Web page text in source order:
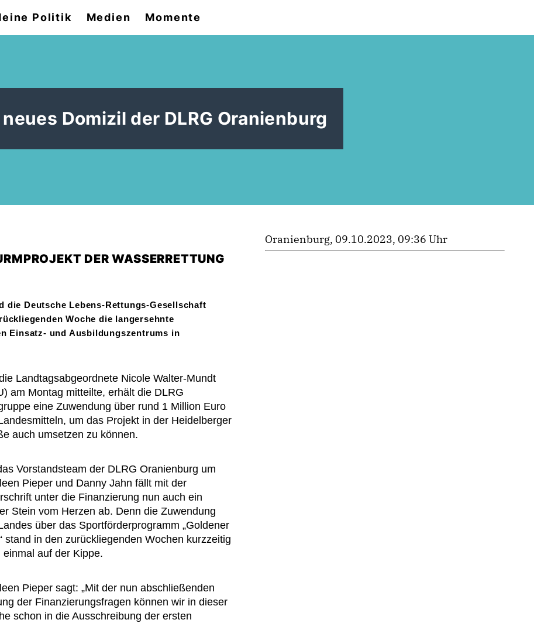
Politik Medien Momente
Domizil der DLRG Oranienburg
DER WASSERRETTUNG
die Deutsche Lebens-Rettungs-Gesellschaft
Woche die langersehnte
Einsatz- und Ausbildungszentrums in
Landtagsabgeordnete Nicole Walter-Mundt
am Montag mitteilte, erhält die DLRG
eine Zuwendung über rund 1 Million Euro
um das Projekt in der Heidelberger
auch umsetzen zu können.
Vorstandsteam der DLRG Oranienburg um
Pieper und Danny Jahn fällt mit der
unter die Finanzierung nun auch ein
Stein vom Herzen ab. Denn die Zuwendung
über das Sportförderprogramm „Goldener
stand in den zurückliegenden Wochen kurzzeitig
einmal auf der Kippe.
Pieper sagt: „Mit der nun abschließenden
der Finanzierungsfragen können wir in dieser
schon in die Ausschreibung der ersten
Oranienburg, 09.10.2023, 09:36 Uhr